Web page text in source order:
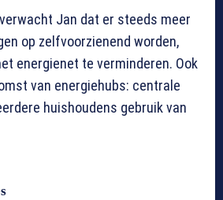
Jan dat er steeds meer
op zelfvoorzienend worden,
energienet te verminderen. Ook
van energiehubs: centrale
huishoudens gebruik van